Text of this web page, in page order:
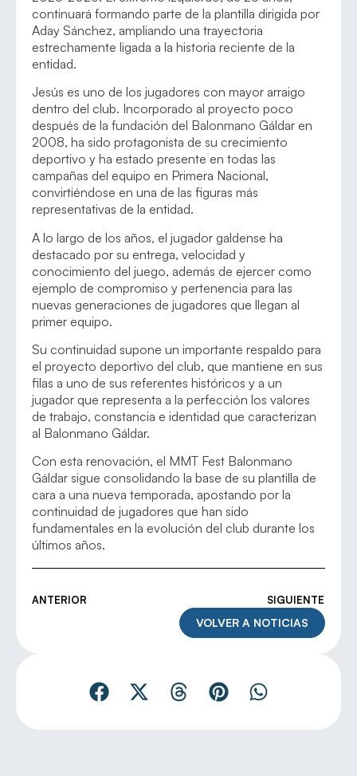
continuará formando parte de la plantilla dirigida por
Aday Sánchez, ampliando una trayectoria
estrechamente ligada a la historia reciente de la
entidad.
Jesús es uno de los jugadores con mayor arraigo
dentro del club. Incorporado al proyecto poco
después de la fundación del Balonmano Gáldar en
2008, ha sido protagonista de su crecimiento
deportivo y ha estado presente en todas las
campañas del equipo en Primera Nacional,
convirtiéndose en una de las figuras más
representativas de la entidad.
A lo largo de los años, el jugador galdense ha
destacado por su entrega, velocidad y
conocimiento del juego, además de ejercer como
ejemplo de compromiso y pertenencia para las
nuevas generaciones de jugadores que llegan al
primer equipo.
Su continuidad supone un importante respaldo para
el proyecto deportivo del club, que mantiene en sus
filas a uno de sus referentes históricos y a un
jugador que representa a la perfección los valores
de trabajo, constancia e identidad que caracterizan
al Balonmano Gáldar.
Con esta renovación, el MMT Fest Balonmano
Gáldar sigue consolidando la base de su plantilla de
cara a una nueva temporada, apostando por la
continuidad de jugadores que han sido
fundamentales en la evolución del club durante los
últimos años.
ANTERIOR SIGUIENTE
VOLVER A NOTICIAS